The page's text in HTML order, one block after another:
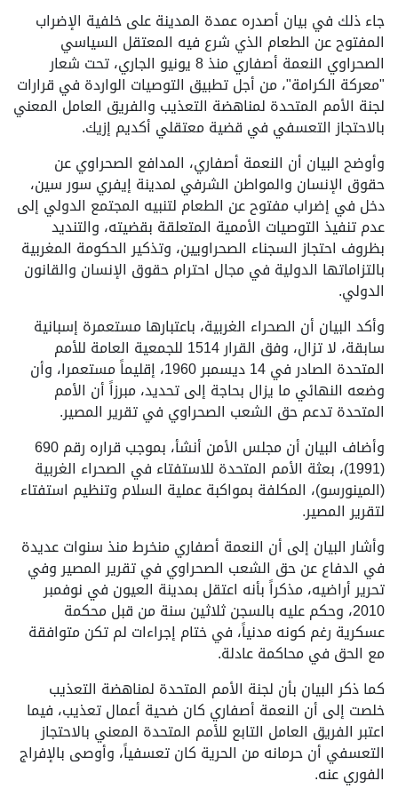
جاء ذلك في بيان أصدره عمدة المدينة على خلفية الإضراب
المفتوح عن الطعام الذي شرع فيه المعتقل السياسي
الصحراوي النعمة أصفاري منذ 8 يونيو الجاري، تحت شعار
"معركة الكرامة"، من أجل تطبيق التوصيات الواردة في قرارات
لجنة الأمم المتحدة لمناهضة التعذيب والفريق العامل المعني
بالاحتجاز التعسفي في قضية معتقلي أكديم إزيك.
وأوضح البيان أن النعمة أصفاري، المدافع الصحراوي عن
حقوق الإنسان والمواطن الشرفي لمدينة إيفري سور سين،
دخل في إضراب مفتوح عن الطعام لتنبيه المجتمع الدولي إلى
عدم تنفيذ التوصيات الأممية المتعلقة بقضيته، والتنديد
بظروف احتجاز السجناء الصحراويين، وتذكير الحكومة المغربية
بالتزاماتها الدولية في مجال احترام حقوق الإنسان والقانون
الدولي.
وأكد البيان أن الصحراء الغربية، باعتبارها مستعمرة إسبانية
سابقة، لا تزال، وفق القرار 1514 للجمعية العامة للأمم
المتحدة الصادر في 14 ديسمبر 1960، إقليماً مستعمرا، وأن
وضعه النهائي ما يزال بحاجة إلى تحديد، مبرزاً أن الأمم
المتحدة تدعم حق الشعب الصحراوي في تقرير المصير.
وأضاف البيان أن مجلس الأمن أنشأ، بموجب قراره رقم 690
(1991)، بعثة الأمم المتحدة للاستفتاء في الصحراء الغربية
(المينورسو)، المكلفة بمواكبة عملية السلام وتنظيم استفتاء
لتقرير المصير.
وأشار البيان إلى أن النعمة أصفاري منخرط منذ سنوات عديدة
في الدفاع عن حق الشعب الصحراوي في تقرير المصير وفي
تحرير أراضيه، مذكراً بأنه اعتقل بمدينة العيون في نوفمبر
2010، وحكم عليه بالسجن ثلاثين سنة من قبل محكمة
عسكرية رغم كونه مدنياً، في ختام إجراءات لم تكن متوافقة
مع الحق في محاكمة عادلة.
كما ذكر البيان بأن لجنة الأمم المتحدة لمناهضة التعذيب
خلصت إلى أن النعمة أصفاري كان ضحية أعمال تعذيب، فيما
اعتبر الفريق العامل التابع للأمم المتحدة المعني بالاحتجاز
التعسفي أن حرمانه من الحرية كان تعسفياً، وأوصى بالإفراج
الفوري عنه.